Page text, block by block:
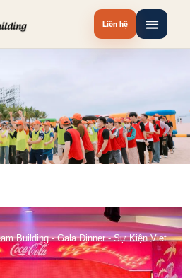
Liên hệ
Building - Gala Dinner - Sự Kiện Viet